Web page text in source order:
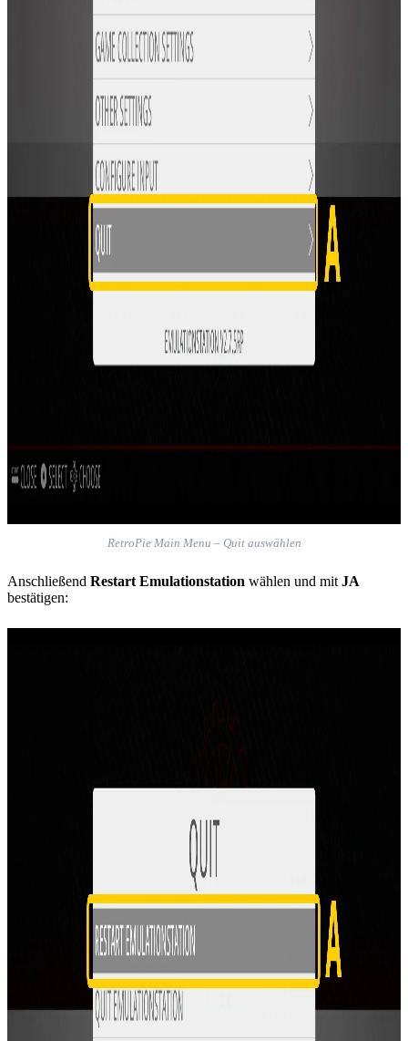
RetroPie Main Menu – Quit auswählen
Anschließend Restart Emulationstation wählen und mit JA
bestätigen: